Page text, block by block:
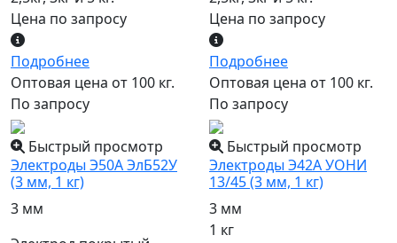
Цена по запросу
Подробнее
Оптовая цена от 100 кг.
По запросу
Цена по запросу
Подробнее
Оптовая цена от 100 кг.
По запросу
Быстрый просмотр
Электроды Э50А ЭлБ52У
(3 мм, 1 кг)
3 мм
Быстрый просмотр
Электроды Э42А УОНИ
13/45 (3 мм, 1 кг)
3 мм
1 кг